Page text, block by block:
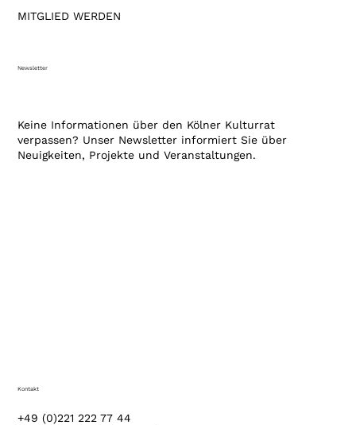
MITGLIED WERDEN
Newsletter
Keine Informationen über den Kölner Kulturrat
verpassen? Unser Newsletter informiert Sie über
Neuigkeiten, Projekte und Veranstaltungen.
+49 (0)221 222 77 44
Kontakt